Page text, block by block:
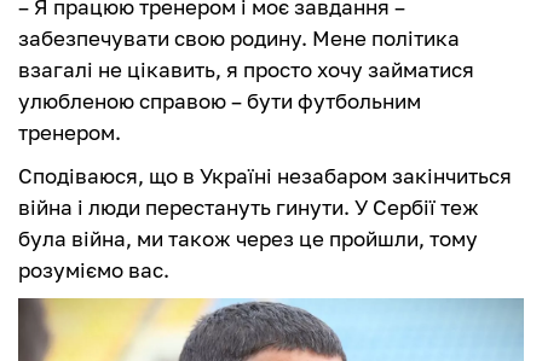
– Я працюю тренером і моє завдання –
забезпечувати свою родину. Мене політика
взагалі не цікавить, я просто хочу займатися
улюбленою справою – бути футбольним
тренером.
Сподіваюся, що в Україні незабаром закінчиться
війна і люди перестануть гинути. У Сербії теж
була війна, ми також через це пройшли, тому
розуміємо вас.